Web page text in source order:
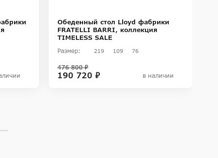
Обеденный стол Lloyd фабрики
FRATELLI BARRI, коллекция
TIMELESS SALE
Размер: 219 109 76
190 720 ₽
476 800 ₽
в наличии